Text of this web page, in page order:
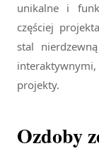
unikalne i
częściej
stal
projekty.
Ozdoby